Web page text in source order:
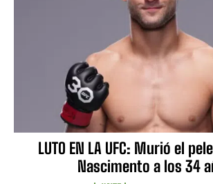
LUTO EN LA UFC: Murió el
Nascimento a los 34